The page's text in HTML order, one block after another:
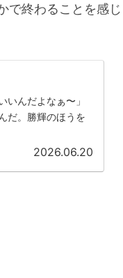
で終わることを感じ
いんだよなぁ〜」
だ。勝輝のほうを
2026.06.20